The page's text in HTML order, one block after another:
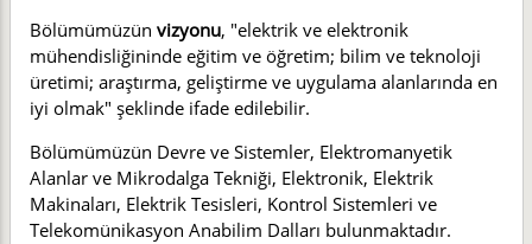
Bölümümüzün vizyonu, "elektrik ve elektronik
mühendisliğininde eğitim ve öğretim; bilim ve teknoloji
üretimi; araştırma, geliştirme ve uygulama alanlarında en
iyi olmak" şeklinde ifade edilebilir.
Bölümümüzün Devre ve Sistemler, Elektromanyetik
Alanlar ve Mikrodalga Tekniği, Elektronik, Elektrik
Makinaları, Elektrik Tesisleri, Kontrol Sistemleri ve
Telekomünikasyon Anabilim Dalları bulunmaktadır.